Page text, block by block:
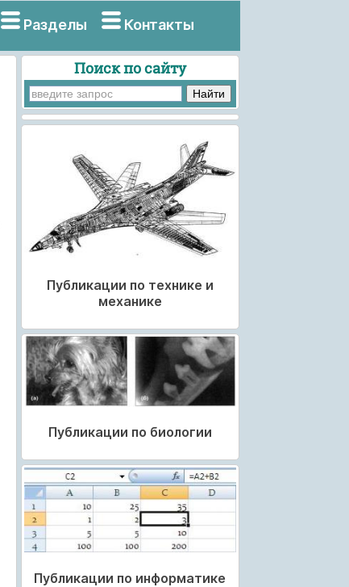
Разделы Контакты
Поиск по сайту
Публикации по технике и
механике
Публикации по биологии
Публикации по информатике